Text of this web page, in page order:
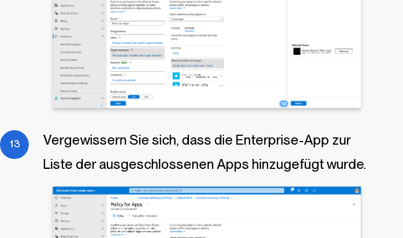
Vergewissern Sie sich, dass die Enterprise-App zur
Liste der ausgeschlossenen Apps hinzugefügt wurde.